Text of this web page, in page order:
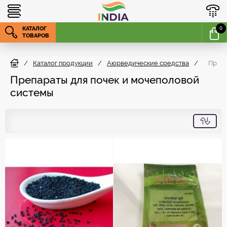
КАТАЛОГ
ТОВАРОВ
0
/ Каталог продукции / Аюрведические средства /
Препараты для почек и мочеполовой
системы